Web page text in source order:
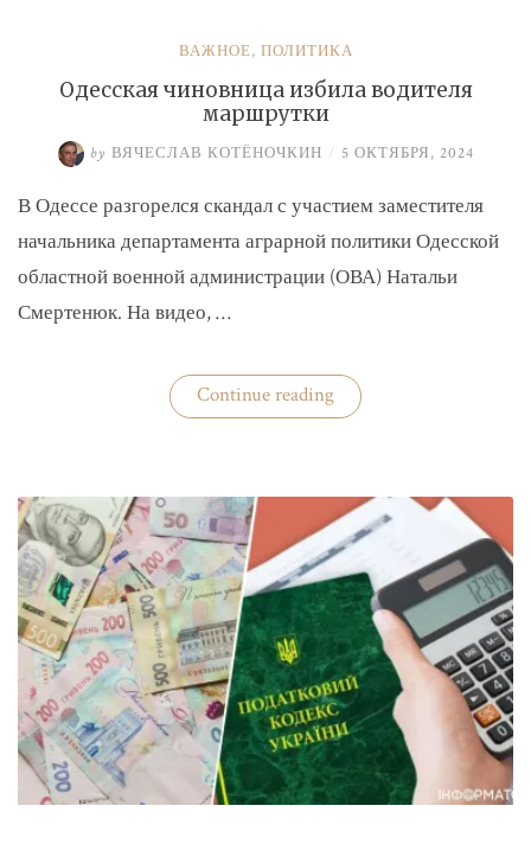
ВАЖНОЕ, ПОЛИТИКА
Одесская чиновница избила водителя
маршрутки
by ВЯЧЕСЛАВ КОТЁНОЧКИН / 5 ОКТЯБРЯ, 2024
В Одессе разгорелся скандал с участием заместителя
начальника департамента аграрной политики Одесской
областной военной администрации (ОВА) Натальи
Смертенюк. На видео, …
Continue reading«Одесская
чиновница